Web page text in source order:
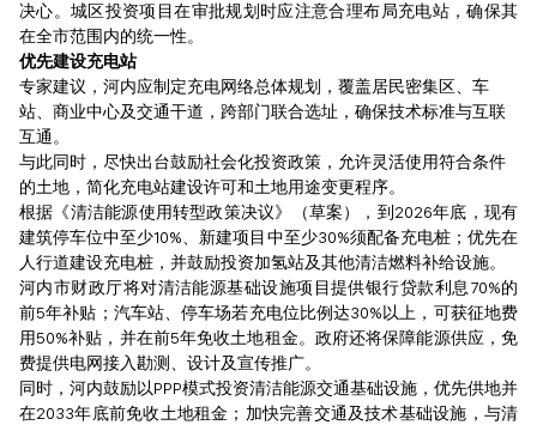
决心。城区投资项目在审批规划时应注意合理布局充电站，确保其
在全市范围内的统一性。
优先建设充电站
专家建议，河内应制定充电网络总体规划，覆盖居民密集区、车
站、商业中心及交通干道，跨部门联合选址，确保技术标准与互联
互通。
与此同时，尽快出台鼓励社会化投资政策，允许灵活使用符合条件
的土地，简化充电站建设许可和土地用途变更程序。
根据《清洁能源使用转型政策决议》（草案），到2026年底，现有
建筑停车位中至少10%、新建项目中至少30%须配备充电桩；优先在
人行道建设充电桩，并鼓励投资加氢站及其他清洁燃料补给设施。
河内市财政厅将对清洁能源基础设施项目提供银行贷款利息70%的
前5年补贴；汽车站、停车场若充电位比例达30%以上，可获征地费
用50%补贴，并在前5年免收土地租金。政府还将保障能源供应，免
费提供电网接入勘测、设计及宣传推广。
同时，河内鼓励以PPP模式投资清洁能源交通基础设施，优先供地并
在2033年底前免收土地租金；加快完善交通及技术基础设施，与清